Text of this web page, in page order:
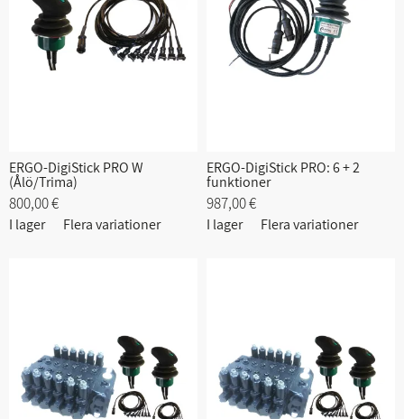
ERGO-DigiStick PRO W
(Ålö/Trima)
800,00 €
I lager Flera variationer
ERGO-DigiStick PRO: 6 + 2
funktioner
987,00 €
I lager Flera variationer